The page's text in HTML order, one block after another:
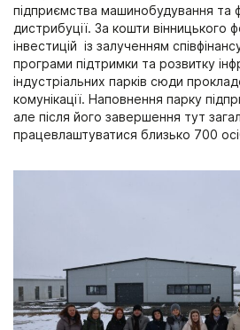
підприємства машинобудування та
дистрибуції. За кошти вінницького
інвестицій із залученням
програми підтримки та розвитку
індустріальних парків сюди
комунікації. Наповнення парку
але після його завершення тут
працевлаштуватися близько 700